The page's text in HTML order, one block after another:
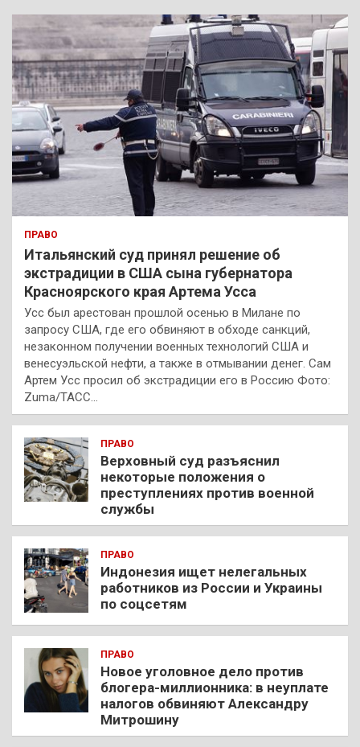
к
ПРАВО
Итальянский суд принял решение об
экстрадиции в США сына губернатора
Красноярского края Артема Усса
Усс был арестован прошлой осенью в Милане по
запросу США, где его обвиняют в обходе санкций,
незаконном получении военных технологий США и
венесуэльской нефти, а также в отмывании денег. Сам
Артем Усс просил об экстрадиции его в Россию Фото:
Zuma/ТАСС…
ПРАВО
Верховный суд разъяснил
некоторые положения о
преступлениях против военной
службы
ПРАВО
Индонезия ищет нелегальных
работников из России и Украины
по соцсетям
ПРАВО
Новое уголовное дело против
блогера-миллионника: в неуплате
налогов обвиняют Александру
Митрошину